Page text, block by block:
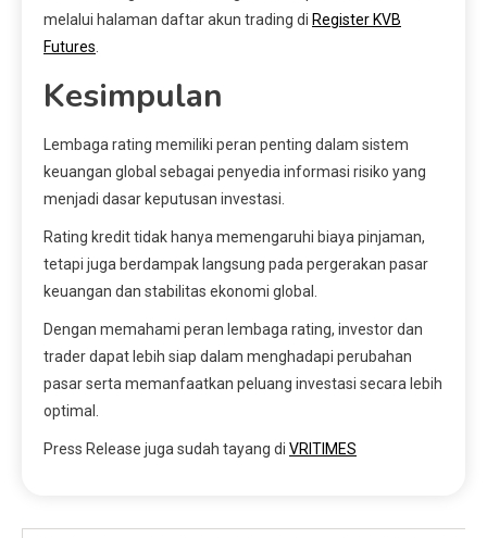
melalui halaman daftar akun trading di Register KVB
Futures
Kesimpulan
Lembaga rating memiliki peran penting dalam sistem
keuangan global sebagai penyedia informasi risiko yang
menjadi dasar keputusan investasi.
Rating kredit tidak hanya memengaruhi biaya pinjaman,
tetapi juga berdampak langsung pada pergerakan pasar
keuangan dan stabilitas ekonomi global.
Dengan memahami peran lembaga rating, investor dan
trader dapat lebih siap dalam menghadapi perubahan
pasar serta memanfaatkan peluang investasi secara lebih
optimal.
Press Release juga sudah tayang di VRITIMES